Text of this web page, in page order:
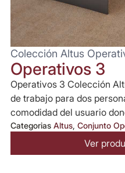
Colección Altus
Operativos 3
Operativos 3 Colección
de trabajo para dos
comodidad del usuario
Categorias Altus,Conjunto
Ver